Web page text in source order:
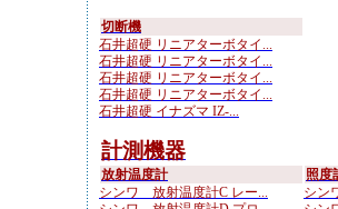
切断機
石井超硬 リニアターボタイ...
石井超硬 リニアターボタイ...
石井超硬 リニアターボタイ...
石井超硬 リニアターボタイ...
石井超硬 イナズマ IZ-...
計測機器
放射温度計
シンワ 放射温度計C レー...
照度
シン